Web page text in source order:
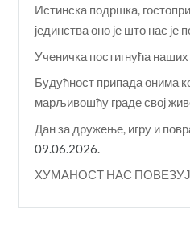
Истинска подршка,
јединства оно је што нас је
Ученичка постигнућа
Будућност припада онима
марљивошћу граде свој
Дан за дружење, игру и
09.06.2026.
ХУМАНОСТ НАС